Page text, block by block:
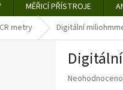
MĚŘICÍ PŘÍSTROJE
metry Digitální
Průměrné
Neohodnoceno